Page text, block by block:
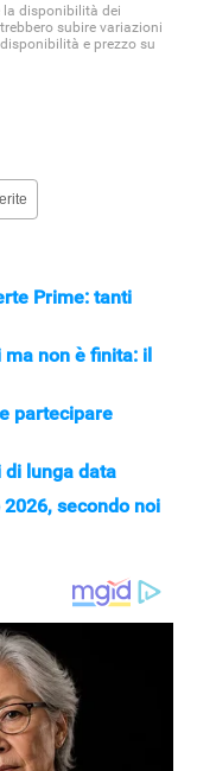
la disponibilità dei
subire variazioni
e prezzo su
Prime: tanti
non è finita: il
partecipare
di lunga data
secondo noi